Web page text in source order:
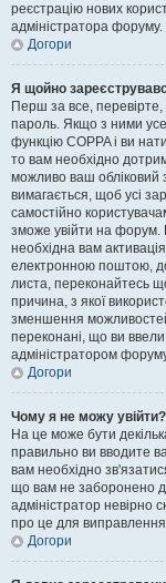
реєстрацію нових
адміністратора форуму.
Догори
Я щойно
Перш за все, перевірте,
пароль. Якщо з ними
функцію COPPA і ви
то вам необхідно
можливо ваш обліковий
вимагається, щоб усі
самостійно
зможе увійти на форум.
необхідна вам
електронною поштою,
листа, переконайтесь
причина, з якої
зменшення
переконані, що ви
адміністратором
Догори
Чому я не можу увійти?
На це може бути
правильно ви вводите
вам необхідно
що вам не заборонено
адміністратор невірно
про це для
Догори